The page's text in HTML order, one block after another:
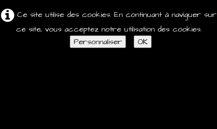
Ce site utilise des cookies. En continuant à naviguer sur
ce site, vous acceptez notre utilisation des cookies.
Personnaliser
OK